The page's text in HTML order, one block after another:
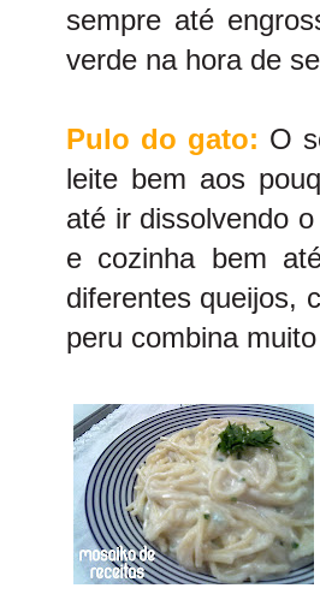
sempre até
verde na hora de
Pulo do gato: O
leite bem aos
até ir dissolvendo
e cozinha bem
diferentes queijos,
peru combina